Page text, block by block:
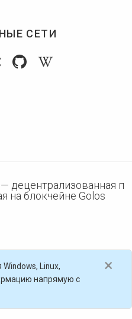
СЕТИ
децентрализованная п
на блокчейне Golos
×
Linux,
напрямую с